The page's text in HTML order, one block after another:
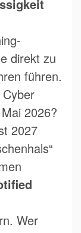
direkt zu
führen.
2026?
2027
Wer